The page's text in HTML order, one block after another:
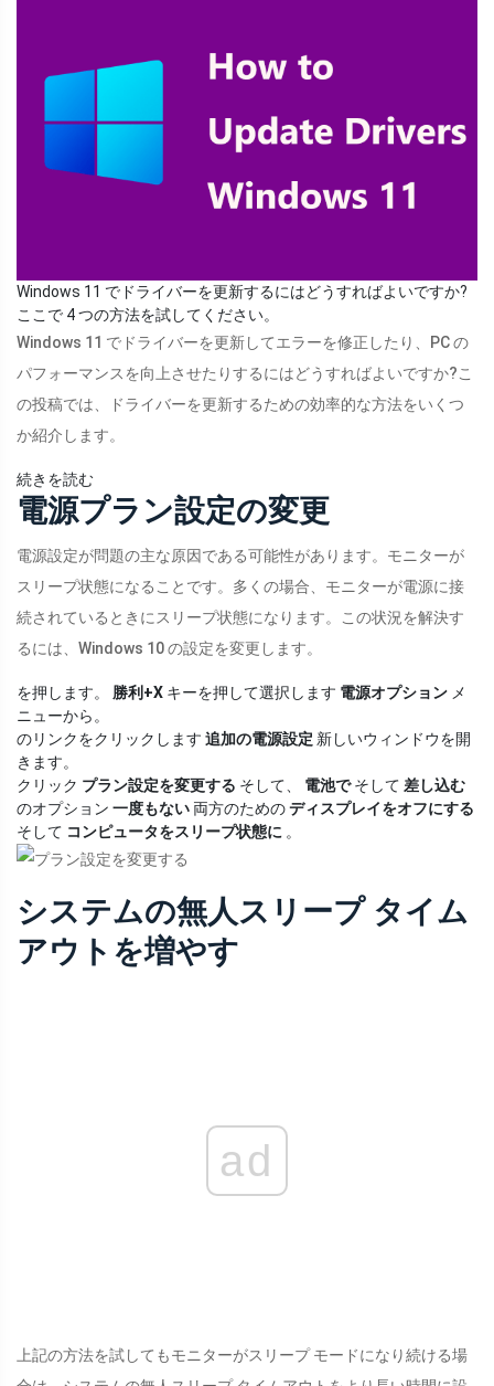
Windows 11 でドライバーを更新するにはどうすればよいですか?
ここで 4 つの方法を試してください。
Windows 11 でドライバーを更新してエラーを修正したり、PC の
パフォーマンスを向上させたりするにはどうすればよいですか?こ
の投稿では、ドライバーを更新するための効率的な方法をいくつ
か紹介します。
続きを読む
電源プラン設定の変更
電源設定が問題の主な原因である可能性があります。モニターが
スリープ状態になることです。多くの場合、モニターが電源に接
続されているときにスリープ状態になります。この状況を解決す
るには、Windows 10 の設定を変更します。
を押します。 勝利+X キーを押して選択します 電源オプション メ
ニューから。
のリンクをクリックします 追加の電源設定 新しいウィンドウを開
きます。
クリック プラン設定を変更する そして、 電池でそして 差し込む
のオプション 一度もない 両方のためのディスプレイをオフにする
そして コンピュータをスリープ状態に 。
システムの無人スリープ タイム
アウトを増やす
ad
上記の方法を試してもモニターがスリープ モードになり続ける場